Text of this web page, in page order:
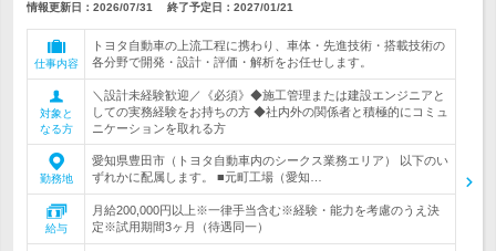
情報更新日：2026/07/31 終了予定日： 2027/01/21
仕事内容
トヨタ自動車の上流工程に携わり、車体・先進技術・搭載技術の
各分野で開発・設計・評価・解析をお任せします。
対象と
なる方
＼設計未経験歓迎／《必須》◆施工管理または建設エンジニアと
しての実務経験をお持ちの方 ◆社内外の関係者と積極的にコミュ
ニケーションを取れる方
勤務地
愛知県豊田市（トヨタ自動車内のシークス業務エリア） 以下のい
ずれかに配属します。 ■元町工場（愛知…
給与
月給200,000円以上※一律手当含む※経験・能力を考慮のうえ決
定※試用期間3ヶ月（待遇同一）